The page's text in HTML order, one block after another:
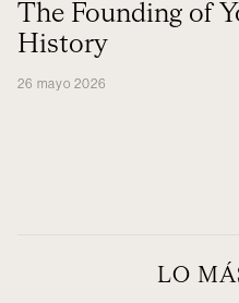
The Founding of
History
26 mayo 2026
LO